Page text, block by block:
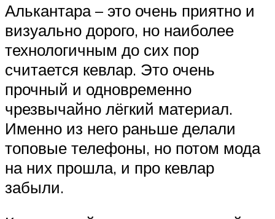
Алькантара – это очень приятно и
визуально дорого, но наиболее
технологичным до сих пор
считается кевлар. Это очень
прочный и одновременно
чрезвычайно лёгкий материал.
Именно из него раньше делали
топовые телефоны, но потом мода
на них прошла, и про кевлар
забыли.